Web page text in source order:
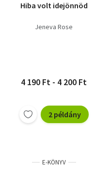
Hiba volt idejönnöd
Jeneva Rose
4 190 Ft - 4 200 Ft
2 példány
E-KÖNYV